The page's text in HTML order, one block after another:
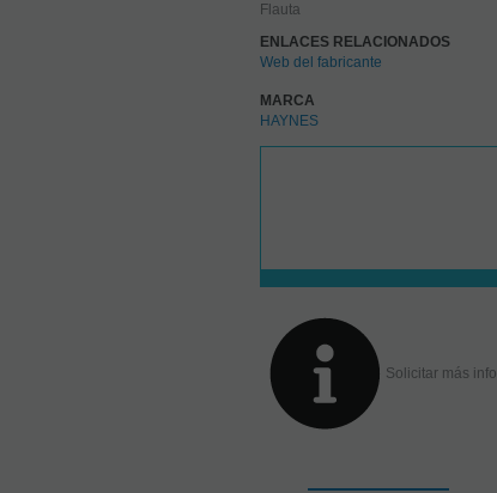
Flauta
ENLACES RELACIONADOS
Web del fabricante
MARCA
HAYNES
Solicitar más info